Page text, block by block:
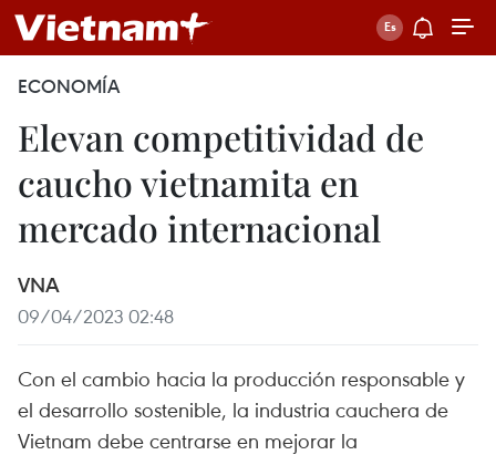
ECONOMÍA
Elevan competitividad de
caucho vietnamita en
mercado internacional
VNA
09/04/2023 02:48
Con el cambio hacia la producción responsable y
el desarrollo sostenible, la industria cauchera de
Vietnam debe centrarse en mejorar la